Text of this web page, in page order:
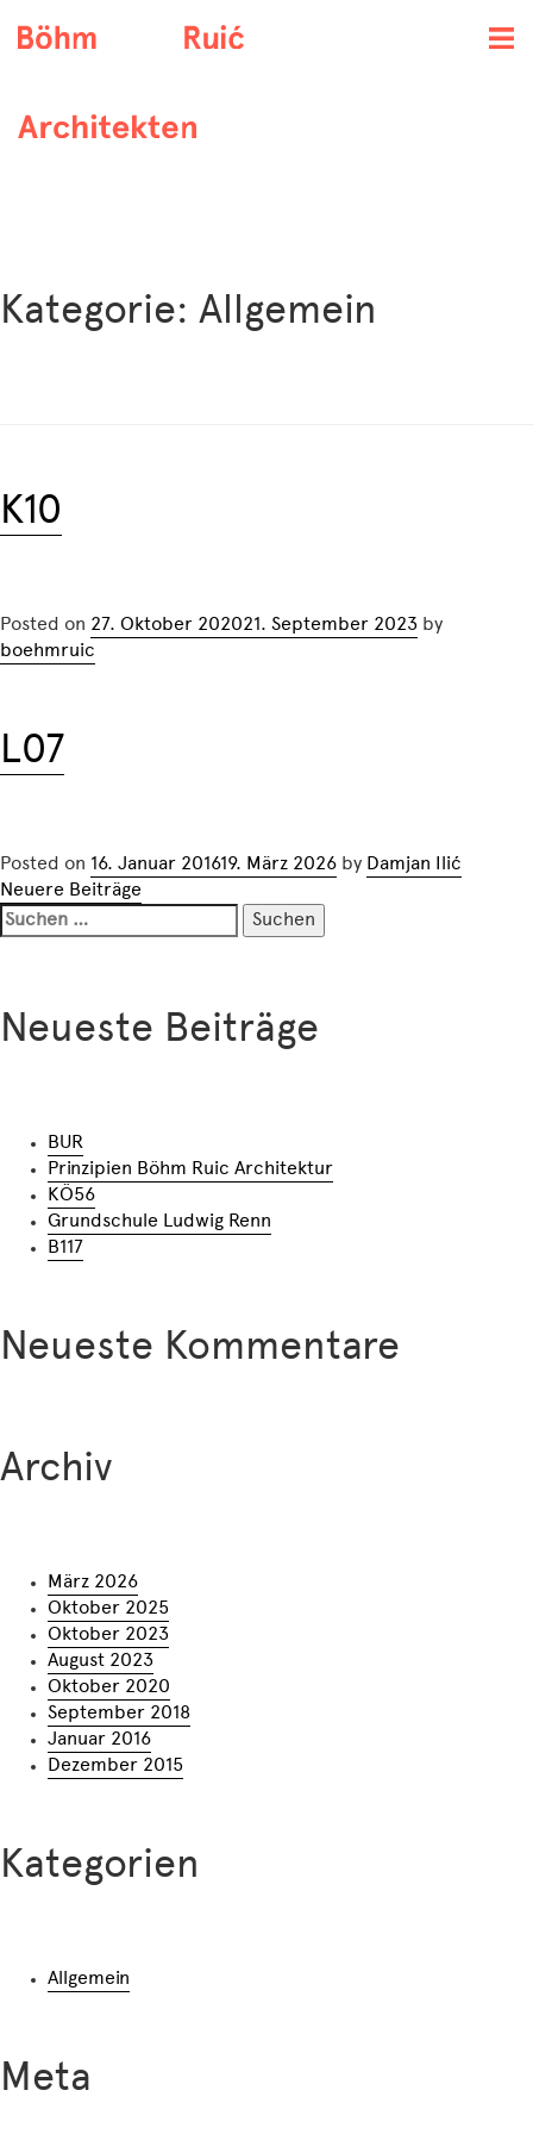
Kategorie: Allgemein
K10
Posted on 27. Oktober 202021. September 2023 by
boehmruic
L07
Posted on 16. Januar 201619. März 2026 by Damjan Ilić
Beitragsnavigation
Neuere Beiträge
Suchen
nach:
Neueste Beiträge
BUR
Prinzipien Böhm Ruic Architektur
KÖ56
Grundschule Ludwig Renn
B117
Neueste Kommentare
Archiv
März 2026
Oktober 2025
Oktober 2023
August 2023
Oktober 2020
September 2018
Januar 2016
Dezember 2015
Kategorien
Allgemein
Meta